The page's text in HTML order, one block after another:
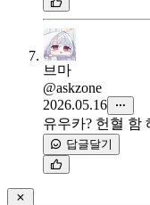
브마
@askzone
2026.05.16
유우카? 헌혈 함
답글달기